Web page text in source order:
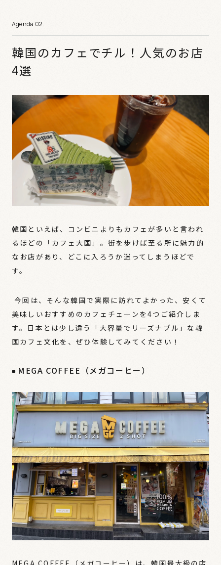
韓国のカフェでチル！人気のお店
4選
韓国といえば、コンビニよりもカフェが多いと言われ
るほどの「カフェ大国」。街を歩けば至る所に魅力的
なお店があり、どこに入ろうか迷ってしまうほどで
す。
今回は、そんな韓国で実際に訪れてよかった、安くて
美味しいおすすめのカフェチェーンを4つご紹介しま
す。日本とは少し違う「大容量でリーズナブル」な韓
国カフェ文化を、ぜひ体験してみてください！
MEGA COFFEE（メガコーヒー）
MEGA COFFEE（メガコーヒー）は、韓国最大級の店